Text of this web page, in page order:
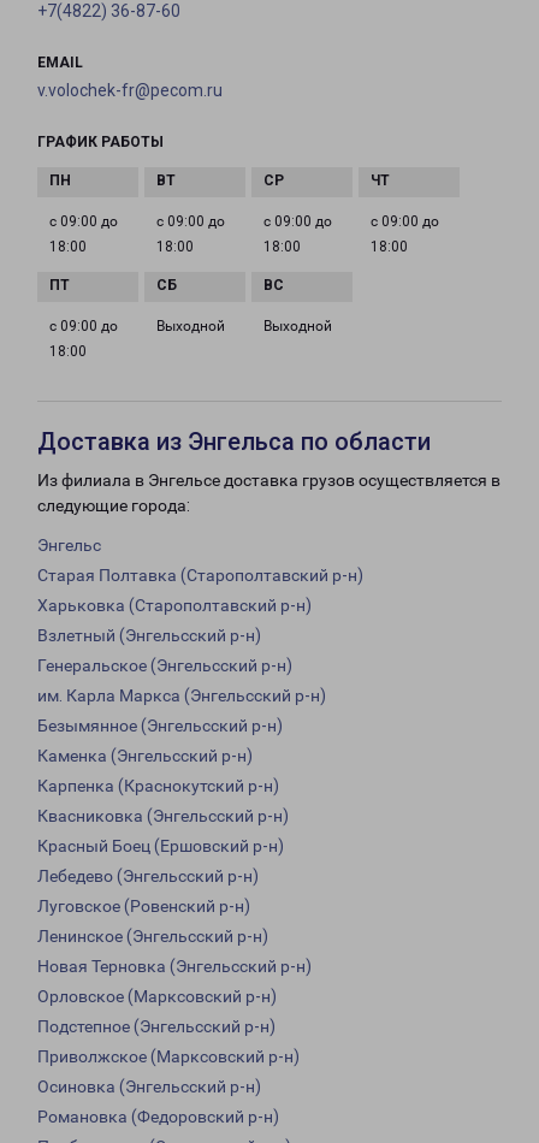
+7(4822) 36-87-60
EMAIL
v.volochek-fr@pecom.ru
ГРАФИК РАБОТЫ
с 09:00 до
18:00
с 09:00 до
18:00
с 09:00 до
18:00
с 09:00 до
18:00
с 09:00 до
18:00
Выходной Выходной
Доставка из Энгельса по области
Из филиала в Энгельсе доставка грузов осуществляется в
следующие города:
Энгельс
Старая Полтавка (Старополтавский р-н)
Харьковка (Старополтавский р-н)
Взлетный (Энгельсский р-н)
Генеральское (Энгельсский р-н)
им. Карла Маркса (Энгельсский р-н)
Безымянное (Энгельсский р-н)
Каменка (Энгельсский р-н)
Карпенка (Краснокутский р-н)
Квасниковка (Энгельсский р-н)
Красный Боец (Ершовский р-н)
Лебедево (Энгельсский р-н)
Луговское (Ровенский р-н)
Ленинское (Энгельсский р-н)
Новая Терновка (Энгельсский р-н)
Орловское (Марксовский р-н)
Подстепное (Энгельсский р-н)
Приволжское (Марксовский р-н)
Осиновка (Энгельсский р-н)
Романовка (Федоровский р-н)